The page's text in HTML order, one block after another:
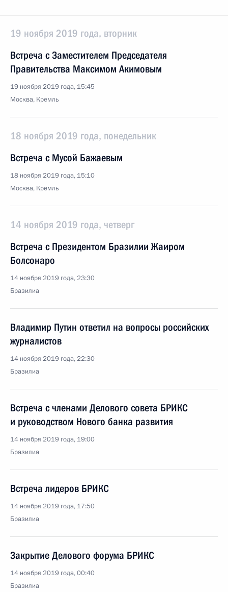
19 ноября 2019 года, вторник
Встреча с Заместителем Председателя
Правительства Максимом Акимовым
19 ноября 2019 года, 15:45
Москва, Кремль
18 ноября 2019 года, понедельник
Встреча с Мусой Бажаевым
18 ноября 2019 года, 15:10
Москва, Кремль
14 ноября 2019 года, четверг
Встреча с Президентом Бразилии Жаиром
Болсонаро
14 ноября 2019 года, 23:30
Бразилиа
Владимир Путин ответил на вопросы российских
журналистов
14 ноября 2019 года, 22:30
Бразилиа
Встреча с членами Делового совета БРИКС
и руководством Нового банка развития
14 ноября 2019 года, 19:00
Бразилиа
Встреча лидеров БРИКС
14 ноября 2019 года, 17:50
Бразилиа
Закрытие Делового форума БРИКС
14 ноября 2019 года, 00:40
Бразилиа